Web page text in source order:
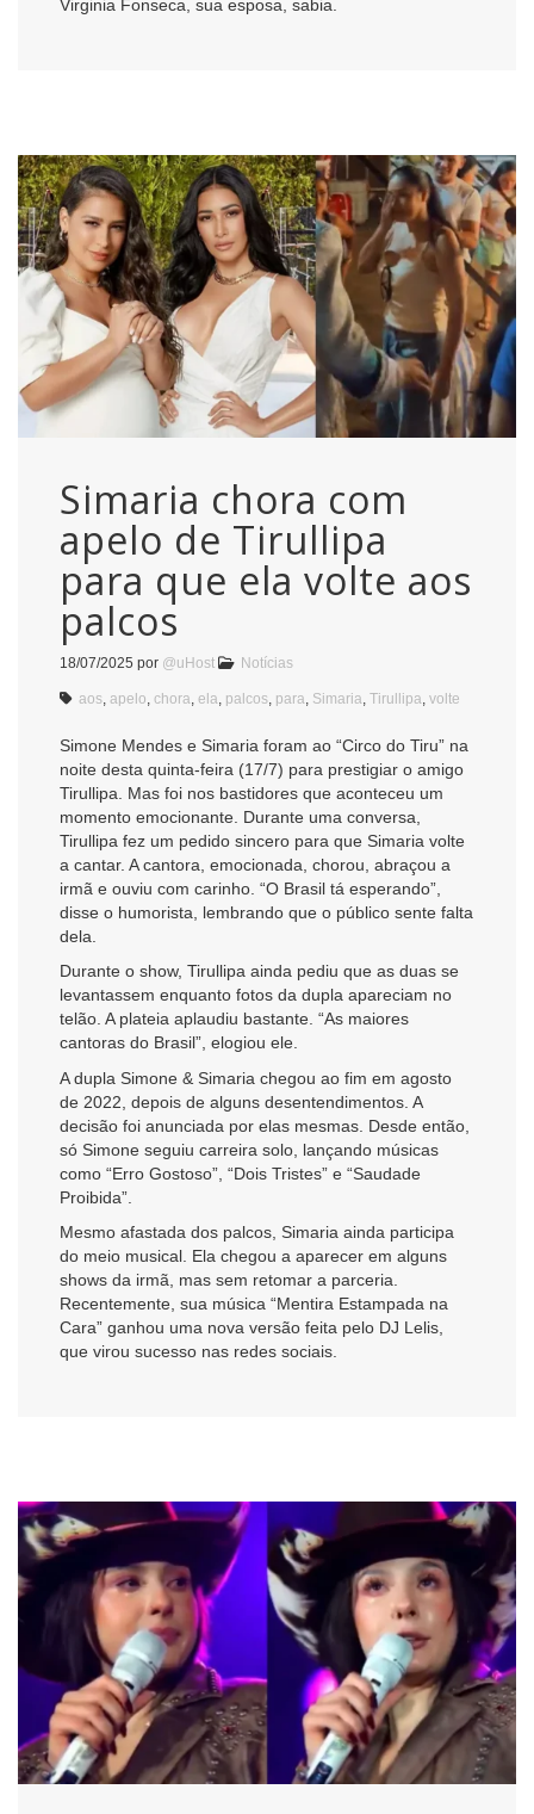
Virginia Fonseca, sua esposa, sabia.
Simaria chora com
apelo de Tirullipa
para que ela volte aos
palcos
18/07/2025 por @uHost Notícias
aos apelo chora ela palcos para Simaria Tirullipa volte
Simone Mendes e Simaria foram ao “Circo do Tiru” na
noite desta quinta-feira (17/7) para prestigiar o amigo
Tirullipa. Mas foi nos bastidores que aconteceu um
momento emocionante. Durante uma conversa,
Tirullipa fez um pedido sincero para que Simaria volte
a cantar. A cantora, emocionada, chorou, abraçou a
irmã e ouviu com carinho. “O Brasil tá esperando”,
disse o humorista, lembrando que o público sente falta
dela.
Durante o show, Tirullipa ainda pediu que as duas se
levantassem enquanto fotos da dupla apareciam no
telão. A plateia aplaudiu bastante. “As maiores
cantoras do Brasil”, elogiou ele.
A dupla Simone & Simaria chegou ao fim em agosto
de 2022, depois de alguns desentendimentos. A
decisão foi anunciada por elas mesmas. Desde então,
só Simone seguiu carreira solo, lançando músicas
como “Erro Gostoso”, “Dois Tristes” e “Saudade
Proibida”.
Mesmo afastada dos palcos, Simaria ainda participa
do meio musical. Ela chegou a aparecer em alguns
shows da irmã, mas sem retomar a parceria.
Recentemente, sua música “Mentira Estampada na
Cara” ganhou uma nova versão feita pelo DJ Lelis,
que virou sucesso nas redes sociais.